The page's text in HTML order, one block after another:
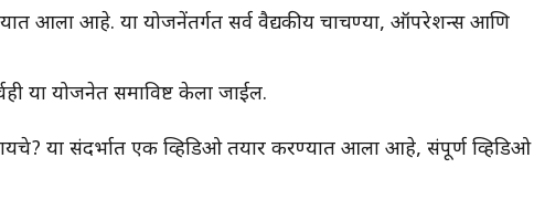
आला आहे. या योजनेंतर्गत सर्व वैद्यकीय चाचण्या, ऑपरेशन्स आणि
या योजनेत समाविष्ट केला जाईल.
या संदर्भात एक व्हिडिओ तयार करण्यात आला आहे, संपूर्ण व्हिडिओ